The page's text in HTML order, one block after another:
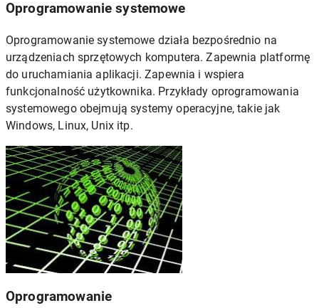
Oprogramowanie systemowe
Oprogramowanie systemowe działa bezpośrednio na
urządzeniach sprzętowych komputera. Zapewnia platformę
do uruchamiania aplikacji. Zapewnia i wspiera
funkcjonalność użytkownika. Przykłady oprogramowania
systemowego obejmują systemy operacyjne, takie jak
Windows, Linux, Unix itp.
Oprogramowanie